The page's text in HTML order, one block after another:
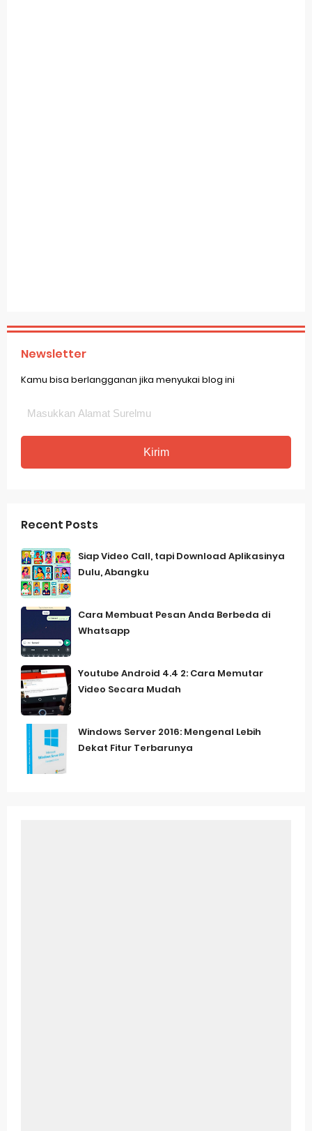
Newsletter
Kamu bisa berlangganan jika menyukai blog ini
Recent Posts
Siap Video Call, tapi Download Aplikasinya
Dulu, Abangku
Cara Membuat Pesan Anda Berbeda di
Whatsapp
Youtube Android 4.4 2: Cara Memutar
Video Secara Mudah
Windows Server 2016: Mengenal Lebih
Dekat Fitur Terbarunya